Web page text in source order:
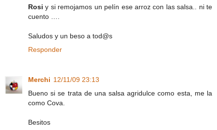
Rosiy si remojamos un pelín ese arroz con las salsa.. ni te
cuento ….
Saludos y un beso a tod@s
Responder
Merchi 12/11/09 23:13
Bueno si se trata de una salsa agridulce como esta, me la
como Cova.
Besitos